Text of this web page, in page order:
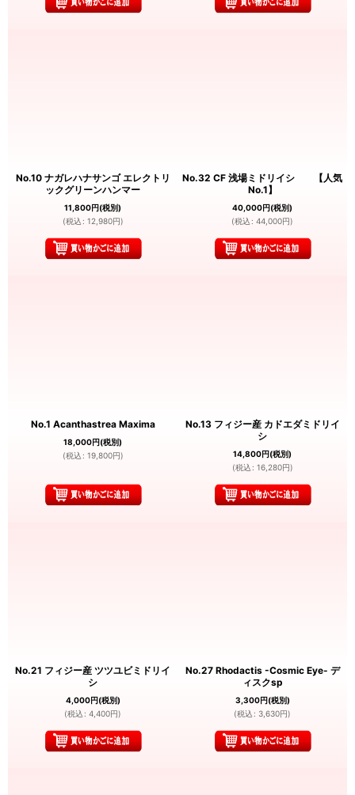
No.10 ナガレハナサンゴ エレクトリ
ックグリーンハンマー
11,800円(税別)
(税込 : 12,980円)
No.32 CF 浅場ミドリイシ 【人気
No.1】
40,000円(税別)
(税込 : 44,000円)
No.1 Acanthastrea Maxima
18,000円(税別)
(税込 : 19,800円)
No.13 フィジー産 カドエダミドリイ
シ
14,800円(税別)
(税込 : 16,280円)
No.21 フィジー産 ツツユビミドリイ
シ
4,000円(税別)
(税込 : 4,400円)
No.27 Rhodactis -Cosmic Eye- デ
ィスクsp
3,300円(税別)
(税込 : 3,630円)